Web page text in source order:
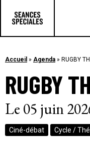
Accueil » Agenda » RUGBY
RUGBY
Le 05 juin
Ciné-débat Cycle /